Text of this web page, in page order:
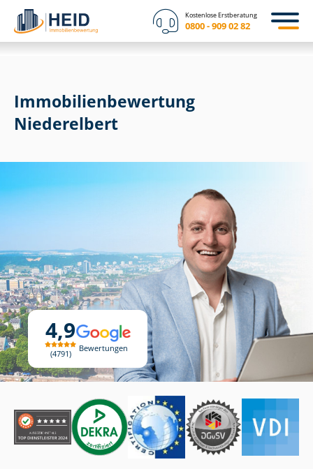
Kostenlose Erstberatung
0800 - 909 02 82
4,9
4791
Bewertungen
Immobilien­bewertung
Niederelbert